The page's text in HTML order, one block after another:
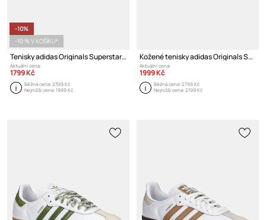
-10%
-10 % V KOŠÍKU*
Tenisky adidas Originals Superstar II
Aktuální cena:
1799 Kč
Běžná cena:2399 Kč
Nejnižší cena:1999 Kč
Kožené tenisky adidas Originals Superstar II W
Aktuální cena:
1999 Kč
Běžná cena:2799 Kč
Nejnižší cena:2199 Kč